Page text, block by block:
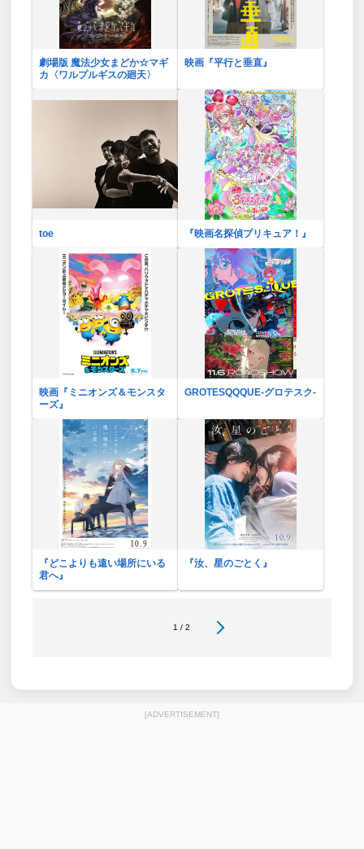
劇場版 魔法少女まどか☆マギ
カ〈ワルプルギスの廻天〉
映画『平行と垂直』
toe 『映画名探偵プリキュア！』
映画『ミニオンズ＆モンスタ
ーズ』
GROTESQQQUE-グロテスク-
『どこよりも遠い場所にいる
君へ』
『汝、星のごとく』
1 / 2
[ADVERTISEMENT]